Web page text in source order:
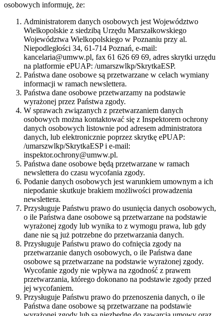
osobowych informuję, że:
Administratorem danych osobowych jest Województwo
Wielkopolskie z siedzibą Urzędu Marszałkowskiego
Województwa Wielkopolskiego w Poznaniu przy al.
Niepodległości 34, 61-714 Poznań, e-mail:
kancelaria@umww.pl, fax 61 626 69 69, adres skrytki urzędu
na platformie ePUAP: /umarszwlkp/SkrytkaESP.
Państwa dane osobowe są przetwarzane w celach wymiany
informacji w ramach newslettera.
Państwa dane osobowe przetwarzamy na podstawie
wyrażonej przez Państwa zgody.
W sprawach związanych z przetwarzaniem danych
osobowych można kontaktować się z Inspektorem ochrony
danych osobowych listownie pod adresem administratora
danych, lub elektronicznie poprzez skrytkę ePUAP:
/umarszwlkp/SkrytkaESP i e-mail:
inspektor.ochrony@umww.pl.
Państwa dane osobowe będą przetwarzane w ramach
newslettera do czasu wycofania zgody.
Podanie danych osobowych jest warunkiem umownym a ich
niepodanie skutkuje brakiem możliwości prowadzenia
newslettera.
Przysługuje Państwu prawo do usunięcia danych osobowych,
o ile Państwa dane osobowe są przetwarzane na podstawie
wyrażonej zgody lub wynika to z wymogu prawa, lub gdy
dane nie są już potrzebne do przetwarzania danych.
Przysługuje Państwu prawo do cofnięcia zgody na
przetwarzanie danych osobowych, o ile Państwa dane
osobowe są przetwarzane na podstawie wyrażonej zgody.
Wycofanie zgody nie wpływa na zgodność z prawem
przetwarzania, którego dokonano na podstawie zgody przed
jej wycofaniem.
Przysługuje Państwu prawo do przenoszenia danych, o ile
Państwa dane osobowe są przetwarzane na podstawie